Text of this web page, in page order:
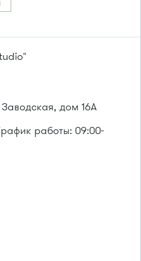
дом 16А
работы: 09:00-